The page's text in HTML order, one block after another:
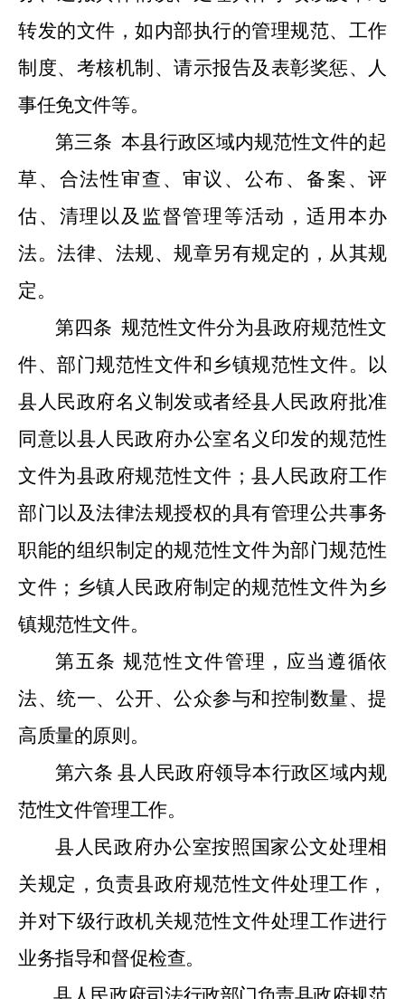
转发的文件，如内部执行的管理规范、工作
制度、考核机制、请示报告及表彰奖惩、人
事任免文件等。
第三条 本县行政区域内规范性文件的起
草、合法性审查、审议、公布、备案、评
估、清理以及监督管理等活动，适用本办
法。法律、法规、规章另有规定的，从其规
定。
第四条 规范性文件分为县政府规范性文
件、部门规范性文件和乡镇规范性文件。以
县人民政府名义制发或者经县人民政府批准
同意以县人民政府办公室名义 印发的规范性
文件为县政府规范性文件；县人民政府工作
部门以及法律法规授权的具有管理公共事务
职能的组织制定的规范性文件为部门规范性
文件；乡镇人民政府制定的规范性文件为乡
镇规范性文件。
第五条 规范性文件管理，应当遵循依
法、统一、公开、公众参与和控制数量、提
高质量的原则。
第六条 县人民政府领导本行政区域内规
范性文件管理工作。
县人民政府办公室按照国家公文处理相
关规定，负责县政府规范性文件处理工作，
并对下级行政机关规范性文件处理工作进行
业务指导和督促检查。